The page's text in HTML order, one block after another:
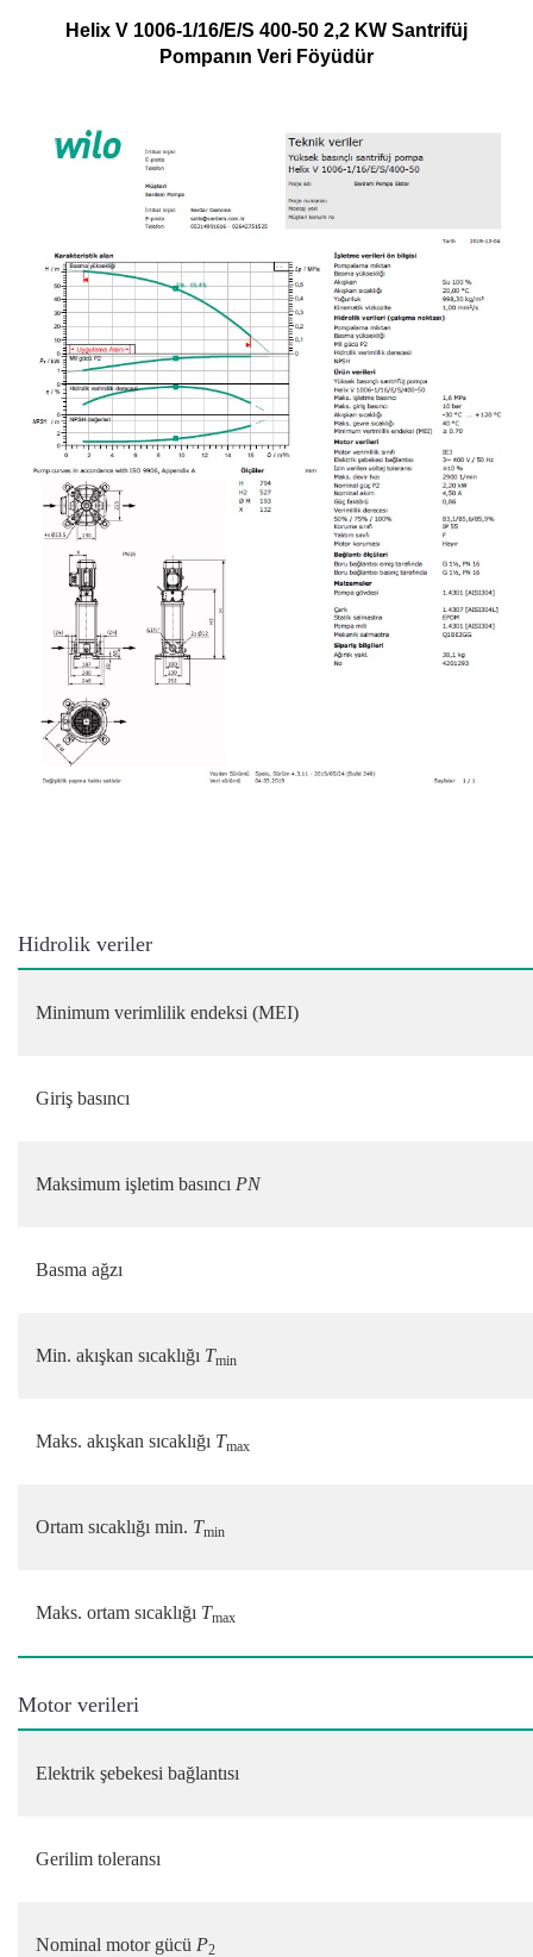
Helix V 1006-1/16/E/S 400-50 2,2 KW Santrifüj
Pompanın Veri Föyüdür
Hidrolik veriler
Minimum verimlilik endeksi (MEI)
Giriş basıncı
Maksimum işletim basıncı PN
Basma ağzı
Min. akışkan sıcaklığı Tmin
Maks. akışkan sıcaklığı Tmax
Ortam sıcaklığı min. Tmin
Maks. ortam sıcaklığı Tmax
Motor verileri
Elektrik şebekesi bağlantısı
Gerilim toleransı
Nominal motor gücü P2